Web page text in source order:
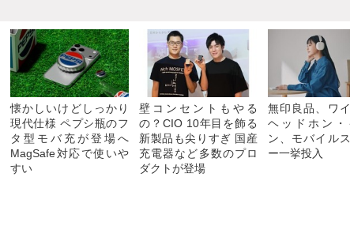
懐かしいけどしっかり
現代仕様 ペプシ瓶のフ
タ型モバ充が登場へ
MagSafe対応で使いや
すい
壁コンセントもやる
の？CIO 10年目を飾る
新製品も尖りすぎ 国産
充電器など多数のプロ
ダクトが登場
無印良品、ワ
ヘッドホン・
ン、モバイル
ー一挙投入